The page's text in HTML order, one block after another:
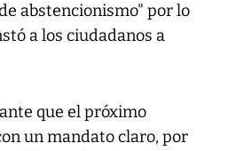
abstencionismo" por lo
a los ciudadanos a
que el próximo
un mandato claro, por